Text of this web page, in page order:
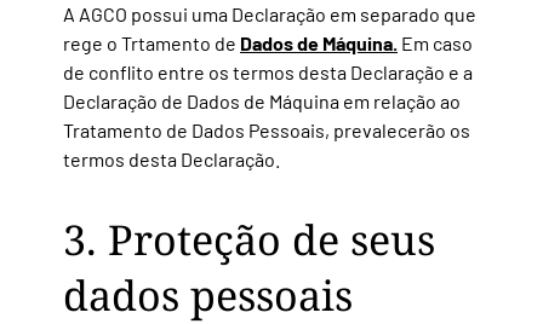
A AGCO possui uma Declaração em separado que
rege o Trtamento de Dados de Máquina. Em caso
de conflito entre os termos desta Declaração e a
Declaração de Dados de Máquina em relação ao
Tratamento de Dados Pessoais, prevalecerão os
termos desta Declaração.
3. Proteção de seus
dados pessoais